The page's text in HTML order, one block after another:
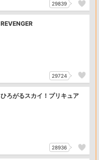
29839
REVENGER
29724
ひろがるスカイ！プリキュア
28936